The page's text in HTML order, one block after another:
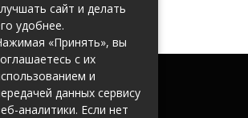
сайт и делать
удобнее.
«Принять», вы
с их
и
данных сервису
аналитики. Если нет